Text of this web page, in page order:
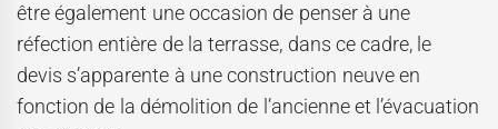
être également une occasion de penser à une
réfection entière de la terrasse, dans ce cadre, le
devis s’apparente à une construction neuve en
fonction de la démolition de l’ancienne et l’évacuation